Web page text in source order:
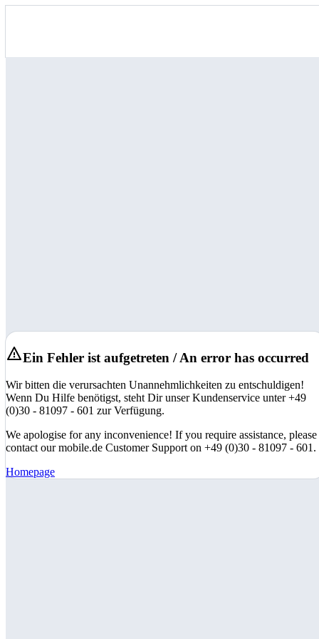
Ein Fehler ist aufgetreten / An error has occurred
Wir bitten die verursachten Unannehmlichkeiten zu entschuldigen!
Wenn Du Hilfe benötigst, steht Dir unser Kundenservice unter +49
(0)30 - 81097 - 601 zur Verfügung.
We apologise for any inconvenience! If you require assistance, please
contact our mobile.de Customer Support on +49 (0)30 - 81097 - 601.
Homepage